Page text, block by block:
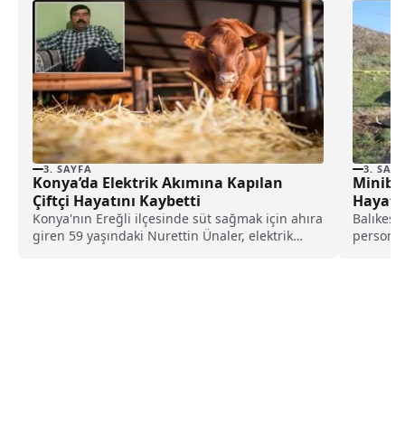
3. SAYFA
Konya’da Elektrik Akımına Kapılan
Çiftçi Hayatını Kaybetti
Konya'nın Ereğli ilçesinde süt sağmak için ahıra
giren 59 yaşındaki Nurettin Ünaler, elektrik
3.